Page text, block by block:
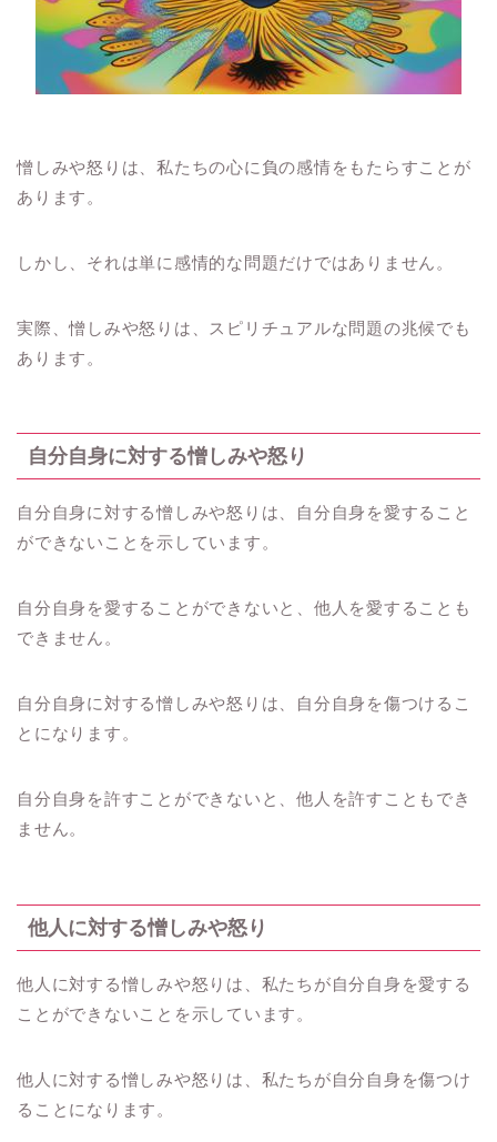
憎しみや怒りは、私たちの心に負の感情をもたらすことが
あります。
しかし、それは単に感情的な問題だけではありません。
実際、憎しみや怒りは、スピリチュアルな問題の兆候でも
あります。
自分自身に対する憎しみや怒り
自分自身に対する憎しみや怒りは、自分自身を愛すること
ができないことを示しています。
自分自身を愛することができないと、他人を愛することも
できません。
自分自身に対する憎しみや怒りは、自分自身を傷つけるこ
とになります。
自分自身を許すことができないと、他人を許すこともでき
ません。
他人に対する憎しみや怒り
他人に対する憎しみや怒りは、私たちが自分自身を愛する
ことができないことを示しています。
他人に対する憎しみや怒りは、私たちが自分自身を傷つけ
ることになります。